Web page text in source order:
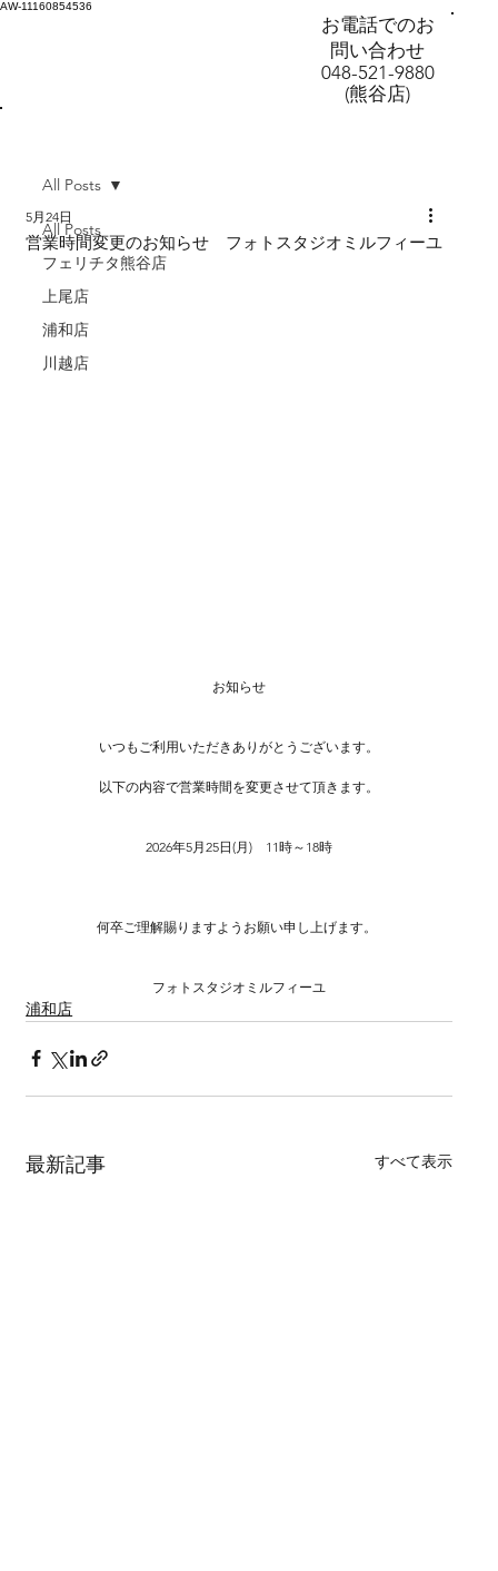
AW-11160854536
お電話でのお
問い合わせ
048-521-9880
(熊谷店)
All Posts
フェリチタ熊谷店
上尾店
浦和店
川越店
All Posts
営業時間変更のお知らせ フォトスタジオミルフィーユ
5月24日
お知らせ
いつもご利用いただきありがとうございます。
以下の内容で営業時間を変更させて頂きます。
2026年5月25日(月)　11時～18時
何卒ご理解賜りますようお願い申し上げます。
フォトスタジオミルフィーユ
浦和店
最新記事 すべて表示